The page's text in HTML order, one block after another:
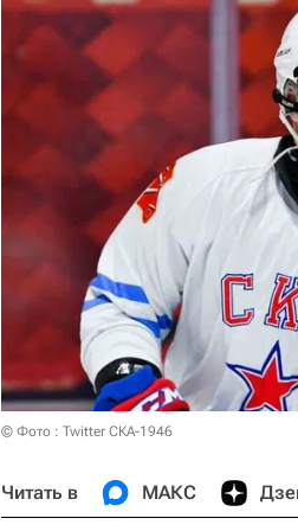
© Фото : Twitter СКА-1946
Читать в МАКС